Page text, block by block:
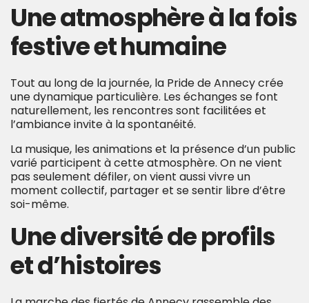
Une atmosphère à la fois
festive et humaine
Tout au long de la journée, la Pride de Annecy crée
une dynamique particulière. Les échanges se font
naturellement, les rencontres sont facilitées et
l’ambiance invite à la spontanéité.
La musique, les animations et la présence d’un public
varié participent à cette atmosphère. On ne vient
pas seulement défiler, on vient aussi vivre un
moment collectif, partager et se sentir libre d’être
soi-même.
Une diversité de profils
et d’histoires